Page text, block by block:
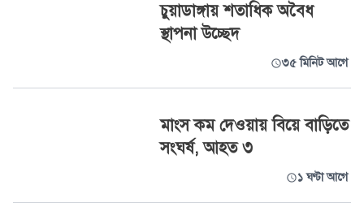
চুয়াডাঙ্গায় শতাধিক অবৈধ
স্থাপনা উচ্ছেদ
৩৫ মিনিট আগে
মাংস কম দেওয়ায় বিয়ে বাড়িতে
সংঘর্ষ, আহত ৩
১ ঘণ্টা আগে